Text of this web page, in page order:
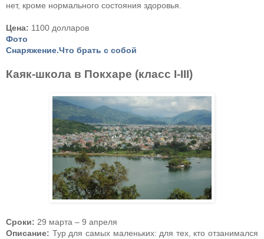
нет, кроме нормального состояния здоровья.
Цена: 1100 долларов
Фото
Снаряжение.Что брать с собой
Каяк-школа в Покхаре (класс I-III)
Сроки: 29 марта – 9 апреля
Описание: Тур для самых маленьких: для тех, кто отзанимался